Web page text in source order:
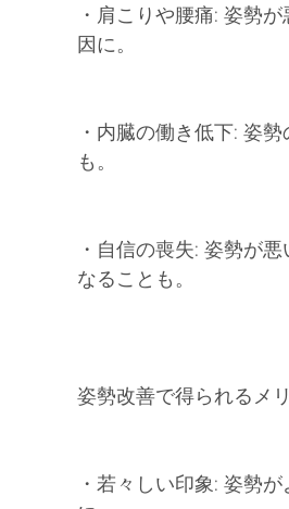
・肩こりや腰痛: 姿勢
因に。
・内臓の働き低下: 姿
も。
・自信の喪失: 姿勢が
なることも。
姿勢改善で得られるメ
・若々しい印象: 姿勢